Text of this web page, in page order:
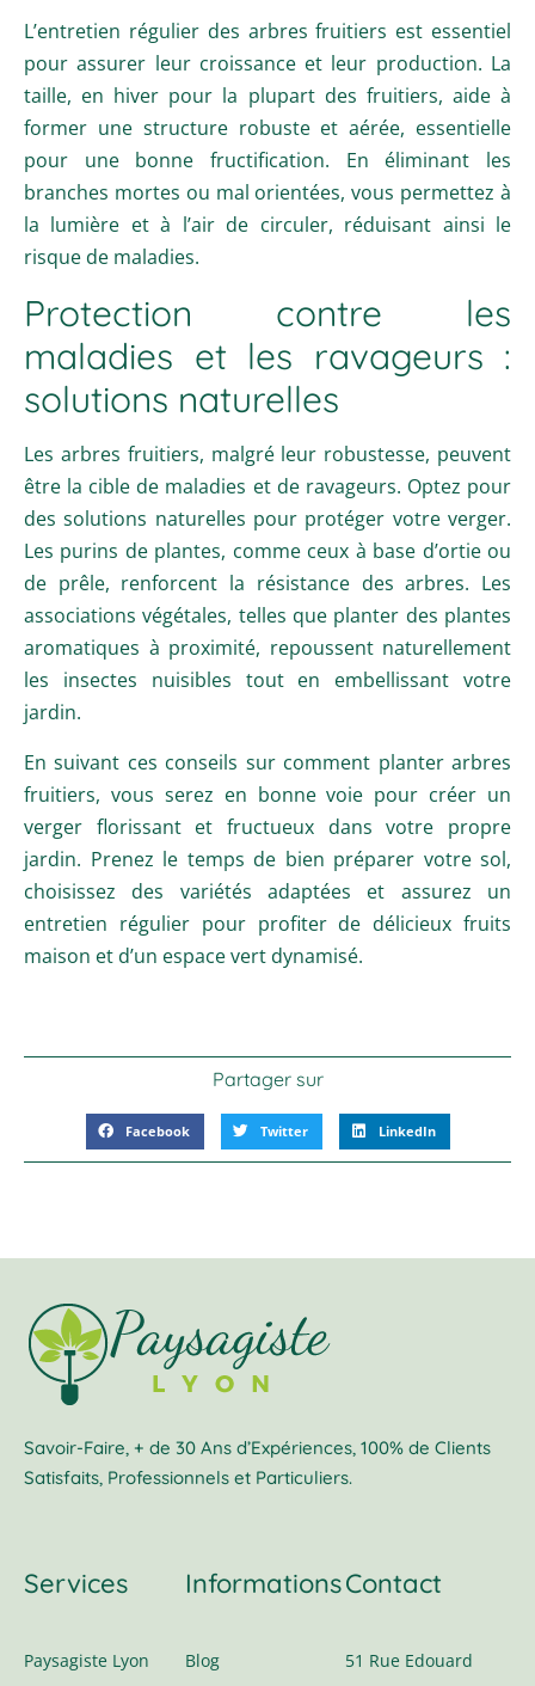
L’entretien régulier des arbres fruitiers est essentiel
pour assurer leur croissance et leur production. La
taille, en hiver pour la plupart des fruitiers, aide à
former une structure robuste et aérée, essentielle
pour une bonne fructification. En éliminant les
branches mortes ou mal orientées, vous permettez à
la lumière et à l’air de circuler, réduisant ainsi le
risque de maladies.
Protection contre les
maladies et les ravageurs :
solutions naturelles
Les arbres fruitiers, malgré leur robustesse, peuvent
être la cible de maladies et de ravageurs. Optez pour
des solutions naturelles pour protéger votre verger.
Les purins de plantes, comme ceux à base d’ortie ou
de prêle, renforcent la résistance des arbres. Les
associations végétales, telles que planter des plantes
aromatiques à proximité, repoussent naturellement
les insectes nuisibles tout en embellissant votre
jardin.
En suivant ces conseils sur comment planter arbres
fruitiers, vous serez en bonne voie pour créer un
verger florissant et fructueux dans votre propre
jardin. Prenez le temps de bien préparer votre sol,
choisissez des variétés adaptées et assurez un
entretien régulier pour profiter de délicieux fruits
maison et d’un espace vert dynamisé.
Partager sur
Facebook Twitter LinkedIn
Savoir-Faire, + de 30 Ans d’Expériences, 100% de Clients
Satisfaits, Professionnels et Particuliers.
Services
Paysagiste Lyon
Informations
Blog
Contact
51 Rue Edouard